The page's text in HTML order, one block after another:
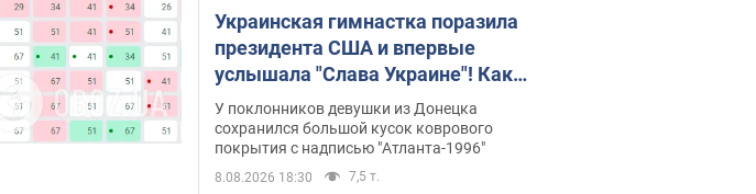
Украинская гимнастка поразила
президента США и впервые
услышала "Слава Украине"! Как
сложилась судьба Подкопаевой,
которая 30 лет назад завоевала
"золото" Олимпиады
У поклонников девушки из Донецка
сохранился большой кусок коврового
покрытия с надписью "Атланта-1996"
8.08.2026 18:30 7,5 т.